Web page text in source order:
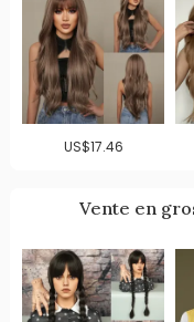
US$17.46
Vente en